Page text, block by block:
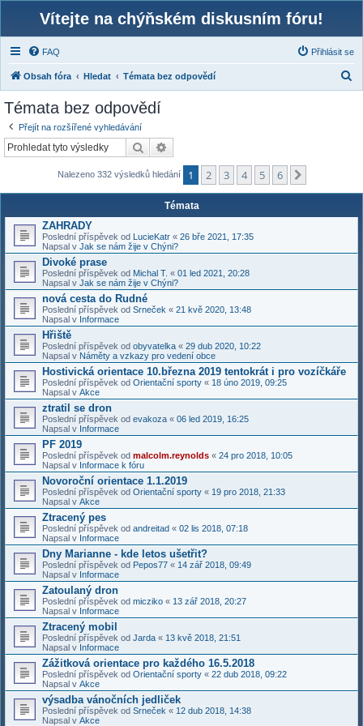
Vítejte na chýňském diskusním fóru!
FAQ Přihlásit se
Obsah fóra Hledat Témata bez odpovědí
Témata bez odpovědí
Přejít na rozšířené vyhledávání
Hledat
Nalezeno 332 výsledků hledání 1 2 3 4 5 6
Témata
ZAHRADY
Poslední příspěvek od LucieKatr « 26 bře 2021, 17:35
Napsal v Jak se nám žije v Chýni?
Divoké prase
Poslední příspěvek od Michal T. « 01 led 2021, 20:28
Napsal v Jak se nám žije v Chýni?
nová cesta do Rudné
Poslední příspěvek od Srneček « 21 kvě 2020, 13:48
Napsal v Informace
Hřiště
Poslední příspěvek od obyvatelka « 29 dub 2020, 10:22
Napsal v Náměty a vzkazy pro vedení obce
Hostivická orientace 10.března 2019 tentokrát i pro vozíčkáře
Poslední příspěvek od Orientační sporty « 18 úno 2019, 09:25
Napsal v Akce
ztratil se dron
Poslední příspěvek od evakoza « 06 led 2019, 16:25
Napsal v Informace
PF 2019
Poslední příspěvek od malcolm.reynolds « 24 pro 2018, 10:05
Napsal v Informace k fóru
Novoroční orientace 1.1.2019
Poslední příspěvek od Orientační sporty « 19 pro 2018, 21:33
Napsal v Akce
Ztracený pes
Poslední příspěvek od andreitad « 02 lis 2018, 07:18
Napsal v Informace
Dny Marianne - kde letos ušetřit?
Poslední příspěvek od Pepos77 « 14 zář 2018, 09:49
Napsal v Informace
Zatoulaný dron
Poslední příspěvek od micziko « 13 zář 2018, 20:27
Napsal v Informace
Ztracený mobil
Poslední příspěvek od Jarda « 13 kvě 2018, 21:51
Napsal v Informace
Zážitková orientace pro každého 16.5.2018
Poslední příspěvek od Orientační sporty « 22 dub 2018, 09:22
Napsal v Akce
výsadba vánočních jedliček
Poslední příspěvek od Srneček « 12 dub 2018, 14:38
Napsal v Akce